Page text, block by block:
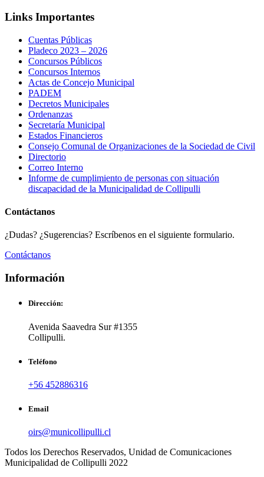
Links Importantes
Cuentas Públicas
Pladeco 2023 – 2026
Concursos Públicos
Concursos Internos
Actas de Concejo Municipal
PADEM
Decretos Municipales
Ordenanzas
Secretaría Municipal
Estados Financieros
Consejo Comunal de Organizaciones de la Sociedad de Civil
Directorio
Correo Interno
Informe de cumplimiento de personas con situación
discapacidad de la Municipalidad de Collipulli
Contáctanos
¿Dudas? ¿Sugerencias? Escríbenos en el siguiente formulario.
Contáctanos
Información
Dirección:
Avenida Saavedra Sur #1355
Collipulli.
Teléfono
+56 452886316
Email
oirs@municollipulli.cl
Todos los Derechos Reservados, Unidad de Comunicaciones
Municipalidad de Collipulli 2022